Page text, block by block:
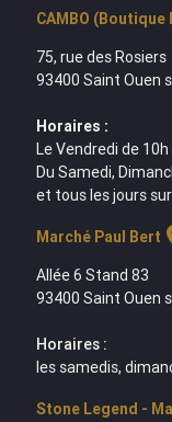
CAMBO (Boutique
75, rue des Rosiers
93400 Saint Ouen
Horaires :
Le Vendredi de 10h
Du Samedi,
et tous les jours sur
Marché Paul Bert
Allée 6 Stand 83
93400 Saint Ouen
Horaires :
les samedis,
Stone Legend -